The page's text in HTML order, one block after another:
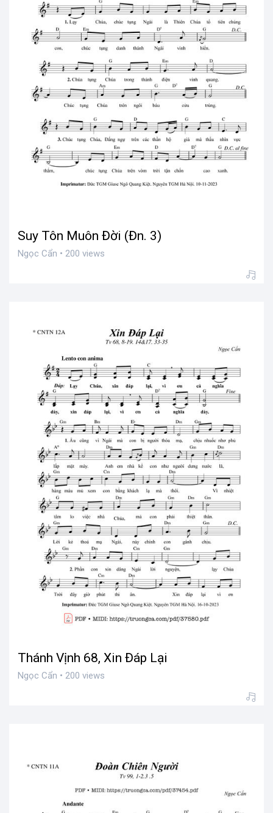
Suy Tôn Muôn Đời (Đn. 3)
Ngọc Cẩn • 200 views
Thánh Vịnh 68, Xin Đáp Lại
Ngọc Cẩn • 200 views